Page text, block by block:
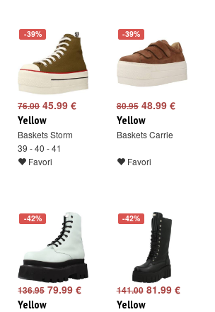
-39%
76.0045.99 €
Yellow
Baskets Storm
39 - 40 - 41
Favori
-39%
80.9548.99 €
Yellow
Baskets Carrie
Favori
-42%
136.9579.99 €
Yellow
-42%
141.0081.99 €
Yellow